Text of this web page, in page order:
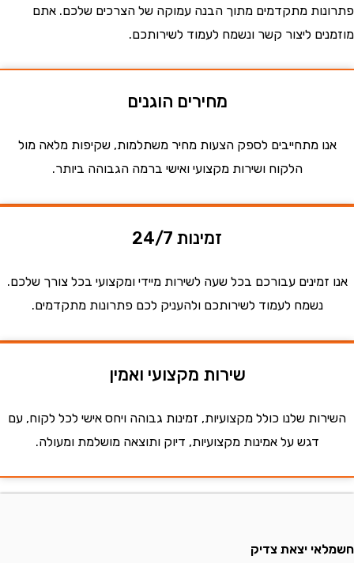
מתקדמים מתוך הבנה עמוקה של הצרכים שלכם. אתם
ליצור קשר ונשמח לעמוד לשירותכם.
מחירים הוגנים
מתחייבים לספק הצעות מחיר משתלמות, שקיפות מלאה מול
הלקוח ושירות מקצועי ואישי ברמה הגבוהה ביותר.
זמינות 24/7
עבורכם בכל שעה לשירות מיידי ומקצועי בכל צורך שלכם.
נשמח לעמוד לשירותכם ולהעניק לכם פתרונות מתקדמים.
שירות מקצועי ואמין
שלנו כולל מקצועיות, זמינות גבוהה ויחס אישי לכל לקוח, עם
דגש על אמינות מקצועיות, דיוק ותוצאה מושלמת ומעולה.
יצאת צדיק